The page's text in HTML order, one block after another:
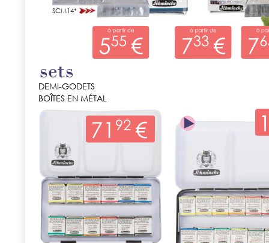
SCM14*
sets
DEMI-GODETS
BOÎTES EN MÉTAL